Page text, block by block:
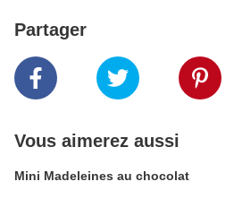
Partager
Vous aimerez aussi
Mini Madeleines au chocolat